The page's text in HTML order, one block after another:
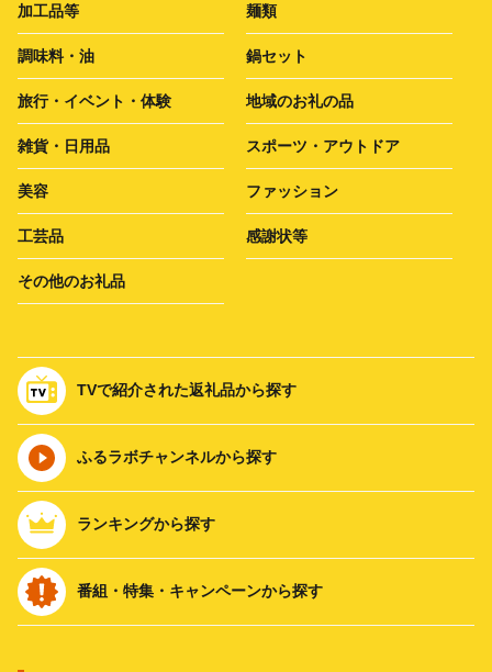
加工品等 麺類
調味料・油 鍋セット
旅行・イベント・体験 地域のお礼の品
雑貨・日用品 スポーツ・アウトドア
美容 ファッション
工芸品 感謝状等
その他のお礼品
TVで紹介された返礼品から探す
ふるラボチャンネルから探す
ランキングから探す
番組・特集・キャンペーンから探す